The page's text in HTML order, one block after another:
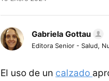
Gabriela Gottau
Editora Senior - Salud,
El uso de un calzado